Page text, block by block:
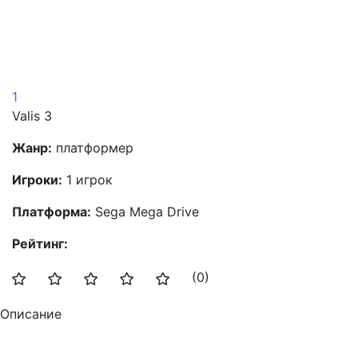
1
Valis 3
Жанр: платформер
Игроки: 1 игрок
Платформа: Sega Mega Drive
Рейтинг:
(0)
Описание